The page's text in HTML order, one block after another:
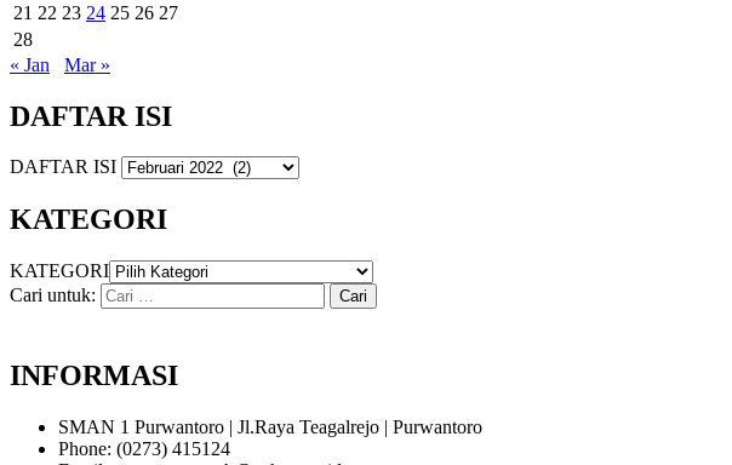
21 22 23 24 25 26 27
28
« Jan
Mar »
DAFTAR ISI
DAFTAR ISI
KATEGORI
KATEGORI
Cari untuk:
INFORMASI
SMAN 1 Purwantoro | Jl.Raya Teagalrejo | Purwantoro
Phone: (0273) 415124